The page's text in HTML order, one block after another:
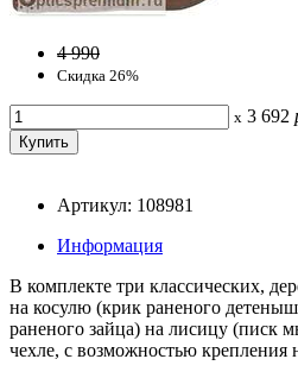
4 990
Скидка 26%
x 3 692
Артикул: 108981
Информация
В комплекте три классических,
на косулю (крик раненого
раненого зайца) на лисицу (писк
чехле, с возможностью крепления